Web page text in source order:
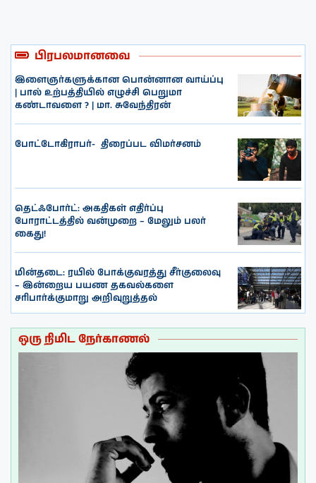
பிரபலமானவை
இளைஞர்களுக்கான பொன்னான வாய்ப்பு
| பால் உற்பத்தியில் எழுச்சி பெறுமா
கண்டாவளை ? | மா. சுவேந்திரன்
போட்டோகிராபர்- ‌ திரைப்பட விமர்சனம்
தெட்ஃபோர்ட்: அகதிகள் எதிர்ப்பு
போராட்டத்தில் வன்முறை – மேலும் பலர்
கைது!
மின்தடை: ரயில் போக்குவரத்து சீர்குலைவு
– இன்றைய பயண தகவல்களை
சரிபார்க்குமாறு அறிவுறுத்தல்
ஒரு நிமிட நேர்காணல்